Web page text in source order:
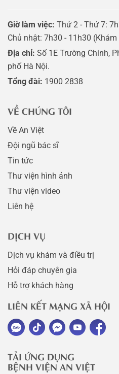
Giờ làm việc: Thứ 2 - Thứ 7:
Chủ nhật: 7h30 - 11h30
Địa chỉ: Số 1E Trường Chinh,
phố Hà Nội.
Tổng đài: 1900 2838
VỀ CHÚNG TÔI
Về An Việt
Đội ngũ bác sĩ
Tin tức
Thư viện hình ảnh
Thư viện video
Liên hệ
DỊCH VỤ
Dịch vụ khám và điều trị
Hỏi đáp chuyên gia
Hỗ trợ khách hàng
LIÊN KẾT MẠNG XÃ HỘI
TẢI ỨNG DỤNG
BỆNH VIỆN AN VIỆT